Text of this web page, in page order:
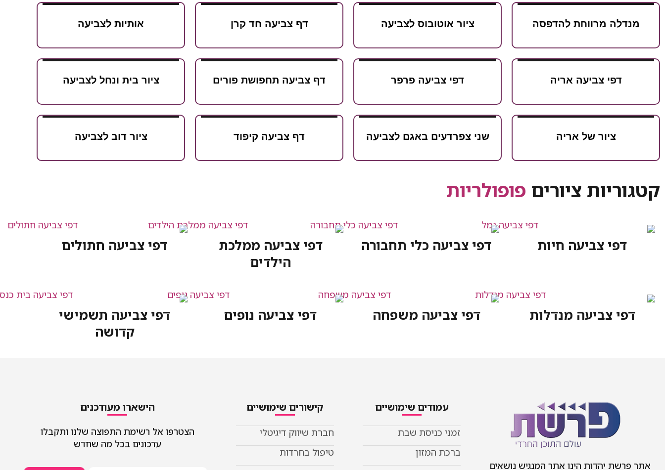
מנדלה מרווחת להדפסה ציור אוטובוס לצביעה דף צביעה חד קרן אותיות לצביעה
דפי צביעה אריה דפי צביעה פרפר דף צביעה תחפושת פורים ציור בית ונחל לצביעה
ציור של אריה שני צפרדעים באגם לצביעה דף צביעה קיפוד ציור דוב לצביעה
קטגוריות ציורים פופולריות
דפי צביעה חיות דפי צביעה כלי תחבורה
דפי צביעה ממלכת
הילדים
דפי צביעה חתולים
דפי צביעה מנדלות דפי צביעה משפחה דפי צביעה נופים
דפי צביעה תשמישי
קדושה
אתר פרשת יהדות הינו אתר המנגיש נושאים
עמודים שימושיים
זמני כניסת שבת
ברכת המזון
קישורים שימושיים
חברת שיווק דיגיטלי
טיפול בחרדות
הישארו מעודכנים
הצטרפו אל רשימת התפוצה שלנו ותקבלו
עדכונים בכל מה שחדש